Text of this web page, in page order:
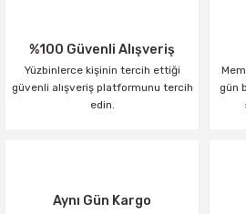
%100 Güvenli Alışveriş
Yüzbinlerce kişinin tercih ettiği
güvenli alışveriş platformunu tercih
edin.
gün
Aynı Gün Kargo